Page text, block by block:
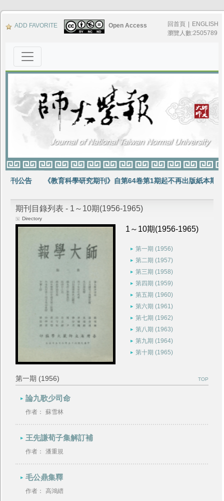
ADD FAVORITE Open Access 回首頁
ENGLISH
瀏覽人數:2505789
《教育科學研究期刊》自第64卷第1期起不再出版紙本期刊 賀
期刊目錄列表 - 1～10期(1956-1965)
Directory
1～10期(1956-1965)
第一期 (1956)
第二期 (1957)
第三期 (1958)
第四期 (1959)
第五期 (1960)
第六期 (1961)
第七期 (1962)
第八期 (1963)
第九期 (1964)
第十期 (1965)
第一期 (1956) TOP
論九歌少司命
作者： 蘇雪林
王先謙荀子集解訂補
作者： 潘重規
毛公鼎集釋
作者： 高鴻縉